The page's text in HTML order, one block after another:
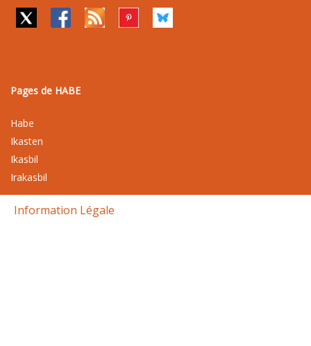
Pages de HABE
Habe
Ikasten
Ikasbil
Irakasbil
Information Légale